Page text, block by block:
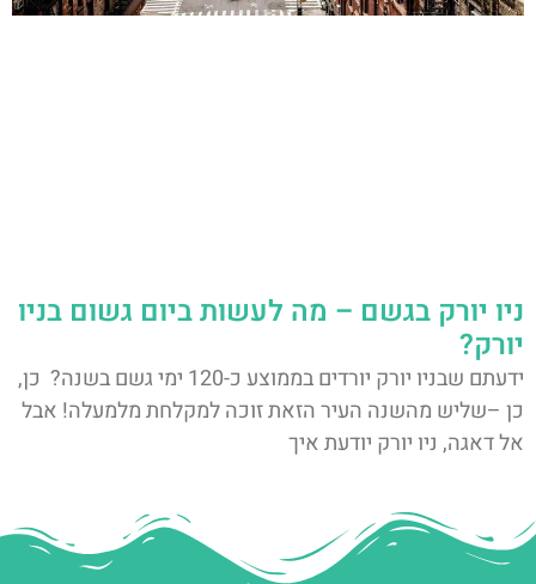
ניו יורק בגשם – מה לעשות ביום גשום בניו
יורק?
ידעתם שבניו יורק יורדים בממוצע כ-120 ימי גשם בשנה? כן,
כן –שליש מהשנה העיר הזאת זוכה למקלחת מלמעלה! אבל
אל דאגה, ניו יורק יודעת איך